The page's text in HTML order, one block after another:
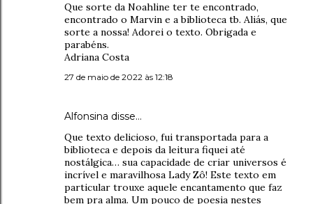
Que sorte da Noahline ter te encontrado,
encontrado o Marvin e a biblioteca tb. Aliás, que
sorte a nossa! Adorei o texto. Obrigada e
parabéns.
Adriana Costa
27 de maio de 2022 às 12:18
Alfonsina disse…
Que texto delicioso, fui transportada para a
biblioteca e depois da leitura fiquei até
nostálgica… sua capacidade de criar universos é
incrível e maravilhosa Lady Zô! Este texto em
particular trouxe aquele encantamento que faz
bem pra alma. Um pouco de poesia nestes